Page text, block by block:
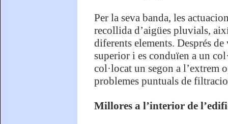
Per la seva banda, les
recollida d’aigües pluvials,
diferents elements. Després
superior i es conduïen a un
col·locat un segon a l’extrem
problemes puntuals de
Millores a l’interior de